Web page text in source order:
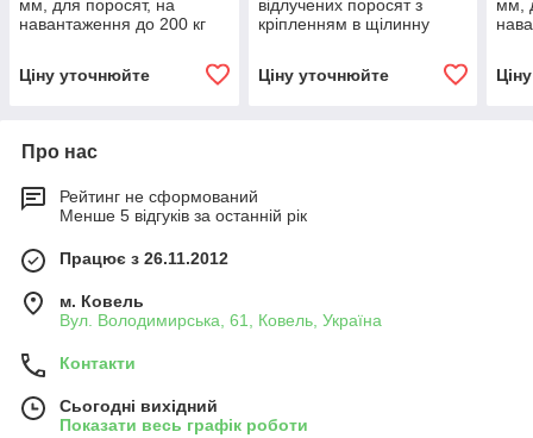
мм, для поросят, на
навантаження до 200 кг
Ціну уточнюйте
відлучених поросят з
кріпленням в щілинну
Ціну уточнюйте
мм,
Про нас
Рейтинг не сформований
Менше 5 відгуків за останній рік
Працює з 26.11.2012
м. Ковель
Вул. Володимирська, 61, Ковель, Україна
Контакти
Сьогодні вихідний
Показати весь графік роботи